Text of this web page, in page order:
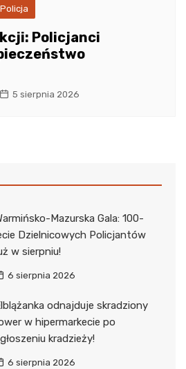
Policja
Policjanci
5 sierpnia 2026
Mazurska Gala: 100-
Dzielnicowych Policjantów
w sierpniu!
6 sierpnia 2026
odnajduje skradziony
w hipermarkecie po
kradzieży!
6 sierpnia 2026